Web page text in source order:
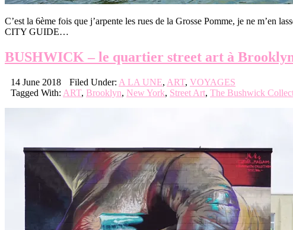
C’est la 6ème fois que j’arpente les rues de la Grosse Pomme, je ne m’en
CITY GUIDE…
BUSHWICK – le quartier street art à
14 June 2018 Filed Under: A LA UNE, ART, VOYAGES
Tagged With: ART, Brooklyn, New York, Street Art, The Bushwick